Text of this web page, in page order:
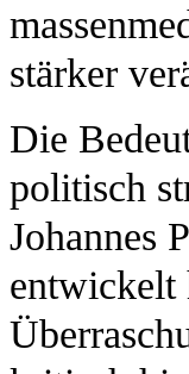
stärker
Die
politisch
Johannes
entwickelt